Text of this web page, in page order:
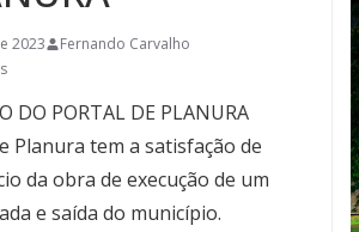
2023
Fernando Carvalho
DO PORTAL DE PLANURA
Planura tem a satisfação de
da obra de execução de um
e saída do município.